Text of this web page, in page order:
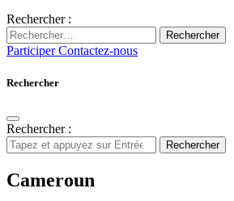
Rechercher :
Rechercher
ParticiperContactez-nous
Rechercher
Rechercher :
Rechercher
Cameroun